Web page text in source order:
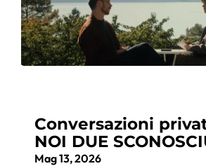
Conversazioni
NOI DUE
Mag 13, 2026